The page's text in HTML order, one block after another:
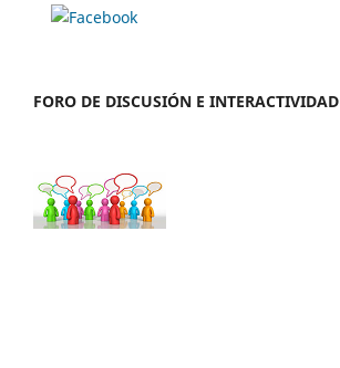
FORO DE DISCUSIÓN E INTERACTIVIDAD